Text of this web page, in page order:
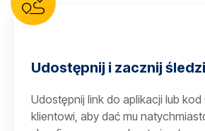
Udostępnij i zacznij
Udostępnij link do aplikacji lub kod
klientowi, aby dać mu